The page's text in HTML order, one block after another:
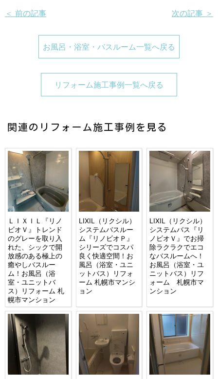
＜ 前の記事 次の記事 ＞
お風呂・浴室・バスルーム一覧へ戻る
リフォーム施工事例一覧へ戻る
関連のリフォーム施工事例を見る
ＬＩＸＩＬ『リノ
ビオＶ』トレンド
のグレーを取り入
れた、シックで開
放感のある極上の
癒やしバスルー
ム！お風呂（浴
室・ユニットバ
ス）リフォーム 札
幌市マンション
LIXIL（リクシル）
システムバスルー
ム『リノビオＰ』
シリーズでコスパ
良く快適空間！お
風呂（浴室・ユニ
ットバス）リフォ
ーム 札幌市マンシ
ョン
LIXIL（リクシル）
システムバス『リ
ノビオＶ』でお掃
除ラクラクでエコ
なバスルームへ！
お風呂（浴室・ユ
ニットバス）リフ
ォーム 札幌市マ
ンション